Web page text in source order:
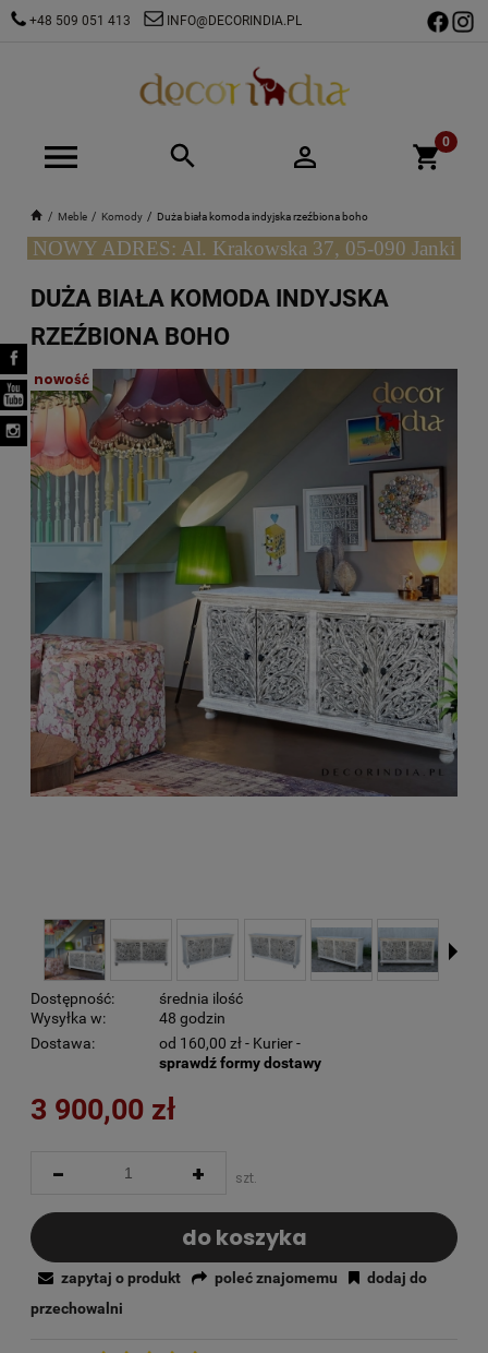
+48 509 051 413 INFO@DECORINDIA.PL
Meble Komody Duża biała komoda indyjska rzeźbiona boho
NOWY ADRES: Al. Krakowska 37, 05-090 Janki
DUŻA BIAŁA KOMODA INDYJSKA
RZEŹBIONA BOHO
nowość
Dostępność:
średnia ilość
Wysyłka w:
48 godzin
Dostawa:
od 160,00 zł - Kurier -
sprawdź formy dostawy
3 900,00 zł
- + szt.
do koszyka
zapytaj o produkt poleć znajomemu
dodaj do
przechowalni